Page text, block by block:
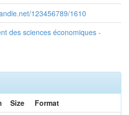
123456789/1610
des sciences économiques -
Size
Format